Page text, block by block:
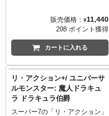
る雰囲気で最高です。
きに渡りシーンに自身の音楽を
ドロップしてきたプロデューサ
ー「アルケミスト」。その二人
が2020年にリリースしグラミー
賞の最優秀ラップ・アルバム賞
れリ・アクションシリーズとし
て立体化。バックカードは複数
あるジャケットカバーから1つを
チョイス。
販売価格： ¥11,440
208 ポイント獲得
カートに入れる
リ・アクション+/ ユニバーサ
ルモンスター: 魔人ドラキュ
ラ ドラキュラ伯爵
スーパー7の「リ・アクション」